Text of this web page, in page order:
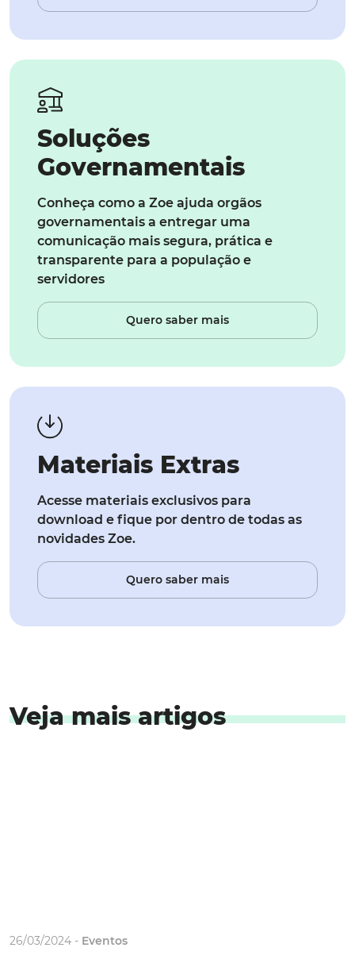
Soluções
Governamentais
Conheça como a Zoe ajuda orgãos
governamentais a entregar uma
comunicação mais segura, prática e
transparente para a população e
servidores
Quero saber mais
Materiais Extras
Acesse materiais exclusivos para
download e fique por dentro de todas as
novidades Zoe.
Quero saber mais
Veja mais artigos
26/03/2024 - Eventos